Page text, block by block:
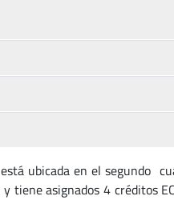
ubicada en el segundo
tiene asignados 4 créditos